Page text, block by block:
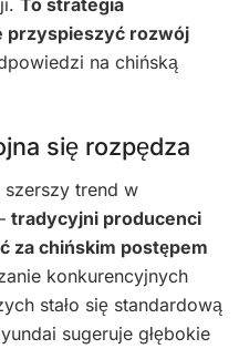
To strategia
przyspieszyć rozwój
na chińską
się rozpędza
szerszy trend w
tradycyjni producenci
za chińskim postępem
konkurencyjnych
stało się standardową
sugeruje głębokie